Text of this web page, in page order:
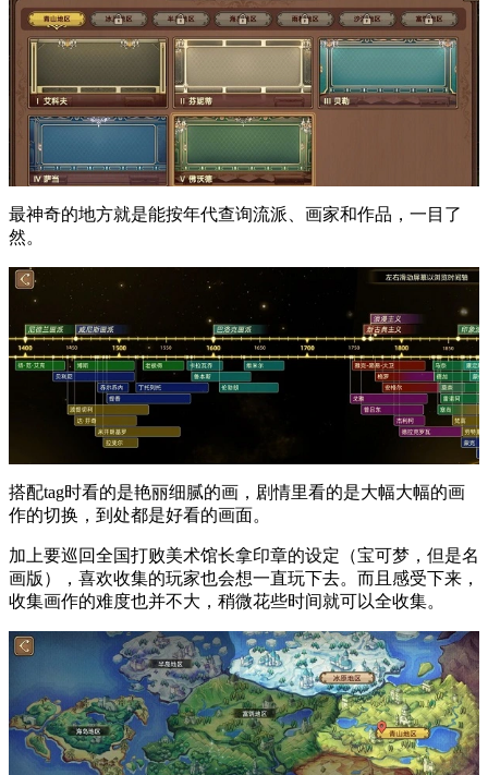
最神奇的地方就是能按年代查询流派、画家和作品，一目了
然。
搭配tag时看的是艳丽细腻的画，剧情里看的是大幅大幅的画
作的切换，到处都是好看的画面。
加上要巡回全国打败美术馆长拿印章的设定（宝可梦，但是名
画版），喜欢收集的玩家也会想一直玩下去。而且感受下来，
收集画作的难度也并不大，稍微花些时间就可以全收集。